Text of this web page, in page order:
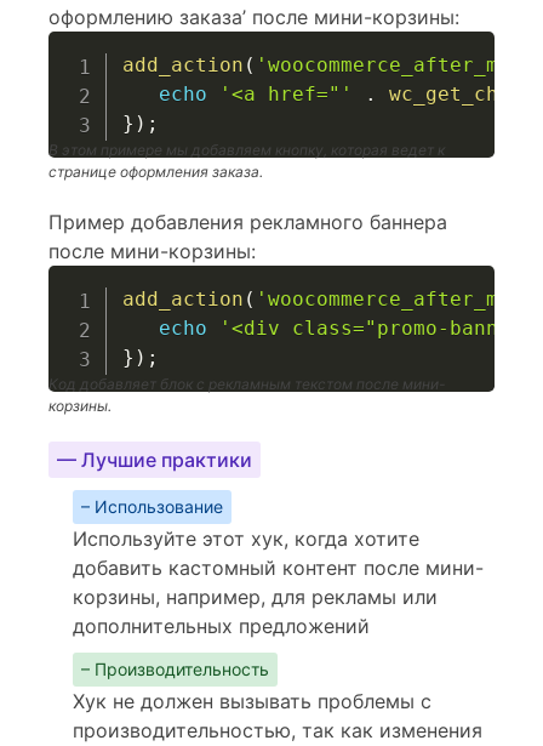
оформлению заказа’ после мини-корзины:
add_action (
echo
'<a href="' .
} ) ;
В этом примере мы добавляем кнопку, которая ведет к
странице оформления заказа.
Пример добавления рекламного баннера
после мини-корзины:
add_action (
echo
'<div class="promo-
} ) ;
Код добавляет блок с рекламным текстом после мини-
корзины.
— Лучшие практики
– Использование
Используйте этот хук, когда хотите
добавить кастомный контент после мини-
корзины, например, для рекламы или
дополнительных предложений
– Производительность
Хук не должен вызывать проблемы с
производительностью, так как изменения